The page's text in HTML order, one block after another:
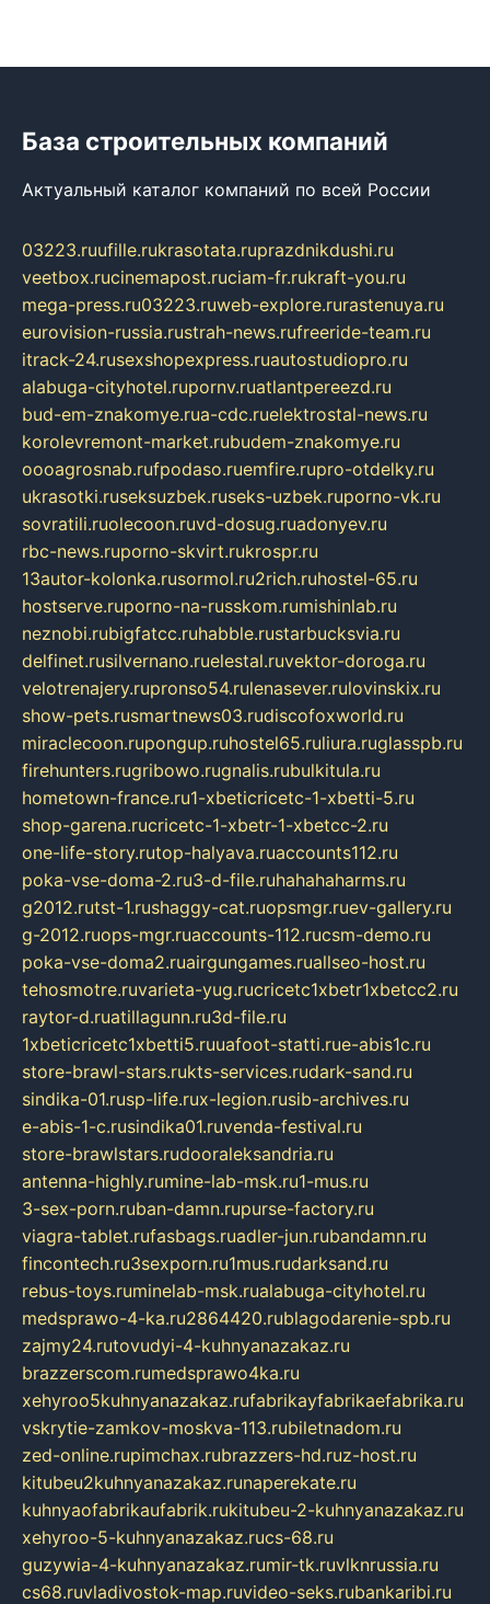
База строительных компаний
Актуальный каталог компаний по всей России
03223.ruufille.rukrasotata.ruprazdnikdushi.ru
veetbox.rucinemapost.ruciam-fr.rukraft-you.ru
mega-press.ru03223.ruweb-explore.rurastenuya.ru
eurovision-russia.rustrah-news.rufreeride-team.ru
itrack-24.rusexshopexpress.ruautostudiopro.ru
alabuga-cityhotel.rupornv.ruatlantpereezd.ru
bud-em-znakomye.rua-cdc.ruelektrostal-news.ru
korolevremont-market.rubudem-znakomye.ru
oooagrosnab.rufpodaso.ruemfire.rupro-otdelky.ru
ukrasotki.ruseksuzbek.ruseks-uzbek.ruporno-vk.ru
sovratili.ruolecoon.ruvd-dosug.ruadonyev.ru
rbc-news.ruporno-skvirt.rukrospr.ru
13autor-kolonka.rusormol.ru2rich.ruhostel-65.ru
hostserve.ruporno-na-russkom.rumishinlab.ru
neznobi.rubigfatcc.ruhabble.rustarbucksvia.ru
delfinet.rusilvernano.ruelestal.ruvektor-doroga.ru
velotrenajery.rupronso54.rulenasever.rulovinskix.ru
show-pets.rusmartnews03.rudiscofoxworld.ru
miraclecoon.rupongup.ruhostel65.ruliura.ruglasspb.ru
firehunters.rugribowo.rugnalis.rubulkitula.ru
hometown-france.ru1-xbeticricetc-1-xbetti-5.ru
shop-garena.rucricetc-1-xbetr-1-xbetcc-2.ru
one-life-story.rutop-halyava.ruaccounts112.ru
poka-vse-doma-2.ru3-d-file.ruhahahaharms.ru
g2012.rutst-1.rushaggy-cat.ruopsmgr.ruev-gallery.ru
g-2012.ruops-mgr.ruaccounts-112.rucsm-demo.ru
poka-vse-doma2.ruairgungames.ruallseo-host.ru
tehosmotre.ruvarieta-yug.rucricetc1xbetr1xbetcc2.ru
raytor-d.ruatillagunn.ru3d-file.ru
1xbeticricetc1xbetti5.ruuafoot-statti.rue-abis1c.ru
store-brawl-stars.rukts-services.rudark-sand.ru
sindika-01.rusp-life.rux-legion.rusib-archives.ru
e-abis-1-c.rusindika01.ruvenda-festival.ru
store-brawlstars.rudooraleksandria.ru
antenna-highly.rumine-lab-msk.ru1-mus.ru
3-sex-porn.ruban-damn.rupurse-factory.ru
viagra-tablet.rufasbags.ruadler-jun.rubandamn.ru
fincontech.ru3sexporn.ru1mus.rudarksand.ru
rebus-toys.ruminelab-msk.rualabuga-cityhotel.ru
medsprawo-4-ka.ru2864420.rublagodarenie-spb.ru
zajmy24.rutovudyi-4-kuhnyanazakaz.ru
brazzerscom.rumedsprawo4ka.ru
xehyroo5kuhnyanazakaz.rufabrikayfabrikaefabrika.ru
vskrytie-zamkov-moskva-113.rubiletnadom.ru
zed-online.rupimchax.rubrazzers-hd.ruz-host.ru
kitubeu2kuhnyanazakaz.runaperekate.ru
kuhnyaofabrikaufabrik.rukitubeu-2-kuhnyanazakaz.ru
xehyroo-5-kuhnyanazakaz.rucs-68.ru
guzywia-4-kuhnyanazakaz.rumir-tk.ruvlknrussia.ru
cs68.ruvladivostok-map.ruvideo-seks.rubankaribi.ru